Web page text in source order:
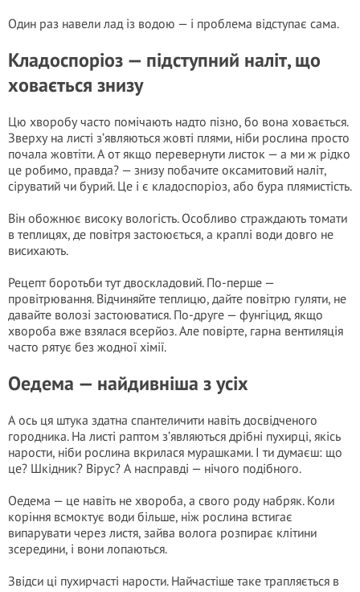
Один раз навели лад із водою — і проблема відступає сама.
Кладоспоріоз — підступний наліт, що
ховається знизу
Цю хворобу часто помічають надто пізно, бо вона ховається.
Зверху на листі з’являються жовті плями, ніби рослина просто
почала жовтіти. А от якщо перевернути листок — а ми ж рідко
це робимо, правда? — знизу побачите оксамитовий наліт,
сіруватий чи бурий. Це і є кладоспоріоз, або бура плямистість.
Він обожнює високу вологість. Особливо страждають томати
в теплицях, де повітря застоюється, а краплі води довго не
висихають.
Рецепт боротьби тут двоскладовий. По-перше —
провітрювання. Відчиняйте теплицю, дайте повітрю гуляти, не
давайте волозі застоюватися. По-друге — фунгіцид, якщо
хвороба вже взялася всерйоз. Але повірте, гарна вентиляція
часто рятує без жодної хімії.
Оедема — найдивніша з усіх
А ось ця штука здатна спантеличити навіть досвідченого
городника. На листі раптом з’являються дрібні пухирці, якісь
нарости, ніби рослина вкрилася мурашками. І ти думаєш: що
це? Шкідник? Вірус? А насправді — нічого подібного.
Оедема — це навіть не хвороба, а свого роду набряк. Коли
коріння всмоктує води більше, ніж рослина встигає
випарувати через листя, зайва волога розпирає клітини
зсередини, і вони лопаються.
Звідси ці пухирчасті нарости. Найчастіше таке трапляється в